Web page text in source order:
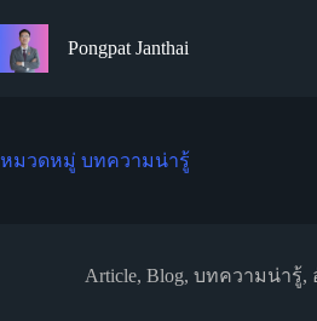
to
content
Pongpat Janthai
หมวดหมู่ บทความน่ารู้
Article, Blog, บทความน่ารู้,